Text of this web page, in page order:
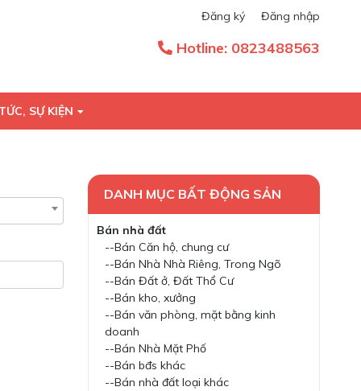
Đăng ký Đăng nhập
Hotline: 0823488563
SỰ KIỆN
DANH MỤC BẤT ĐỘNG SẢN
Bán nhà đất
--Bán Căn hộ, chung cư
--Bán Nhà Nhà Riêng, Trong Ngõ
--Bán Đất ở, Đất Thổ Cư
--Bán kho, xưởng
--Bán văn phòng, mặt bằng kinh
doanh
--Bán Nhà Mặt Phố
--Bán bđs khác
--Bán nhà đất loại khác